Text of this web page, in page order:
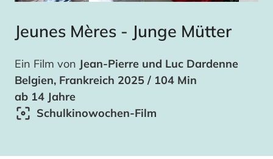
Jeunes Mères - Junge Mütter
Ein Film von Jean-Pierre und Luc Dardenne
Belgien, Frankreich 2025 / 104 Min
ab 14 Jahre
Schulkinowochen-Film